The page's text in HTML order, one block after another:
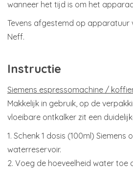
wanneer het tijd is om het
Tevens afgestemd op apparatuur
Neff.
Instructie
Siemens espressomachine /
Makkelijk in gebruik, op de
vloeibare ontkalker zit een
1. Schenk 1 dosis (1​00​ml) ​Siemens
waterreservoir.
2. Voeg de hoeveelheid water toe